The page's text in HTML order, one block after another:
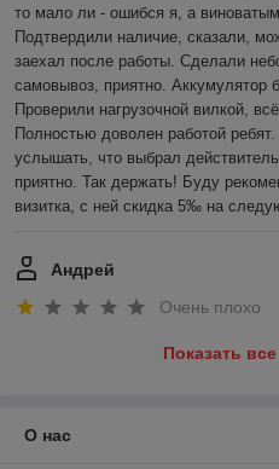
то мало ли - ошибся я, а
Подтвердили наличие, сказали,
заехал после работы. Сделали
самовывоз, приятно. Аккумулятор
Проверили нагрузочной вилкой, всё
Полностью доволен работой
услышать, что выбрал
приятно. Так держать! Буду
визитка, с ней скидка 5‰ на
Андрей
Очень плохо
Показать
О нас